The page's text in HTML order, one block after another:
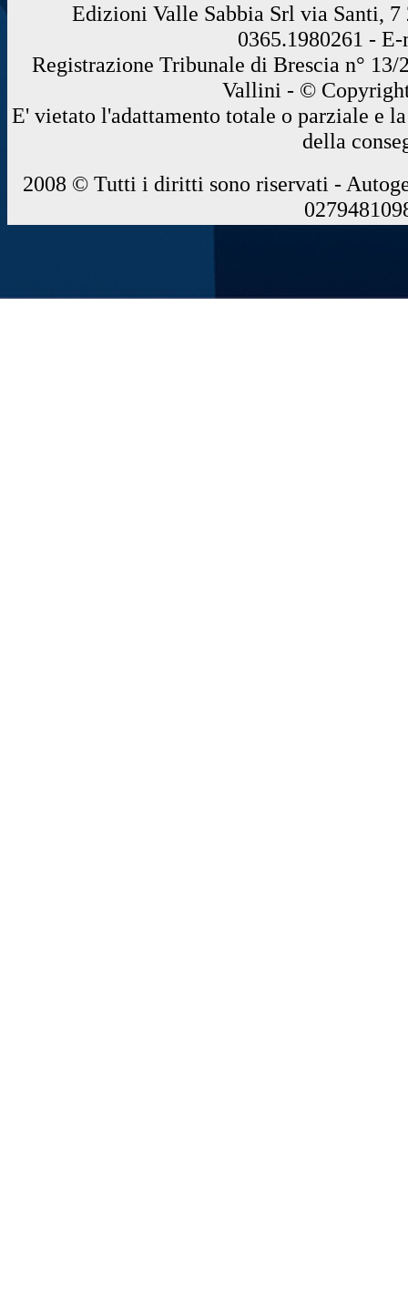
Edizioni Valle Sabbia Srl via Santi, 7
0365.1980261 -
Registrazione Tribunale di Brescia n°
Vallini - ©
E' vietato l'adattamento totale o parziale e
della
2008 © Tutti i diritti sono riservati -